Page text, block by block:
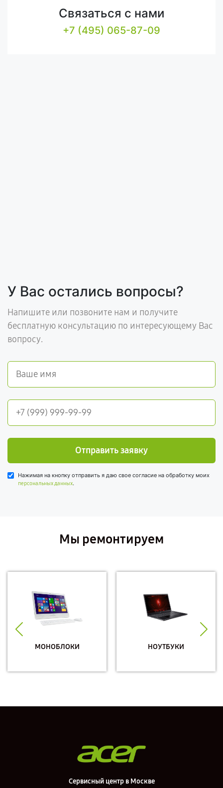
Связаться с нами
+7 (495) 065-87-09
У Вас остались вопросы?
Напишите или позвоните нам и получите
бесплатную консультацию по интересующему Вас
вопросу.
Отправить заявку
Нажимая на кнопку отправить я даю свое согласие на обработку моих
персональных данных.
Мы ремонтируем
МОНОБЛОКИ НОУТБУКИ
Сервисный центр в Москве